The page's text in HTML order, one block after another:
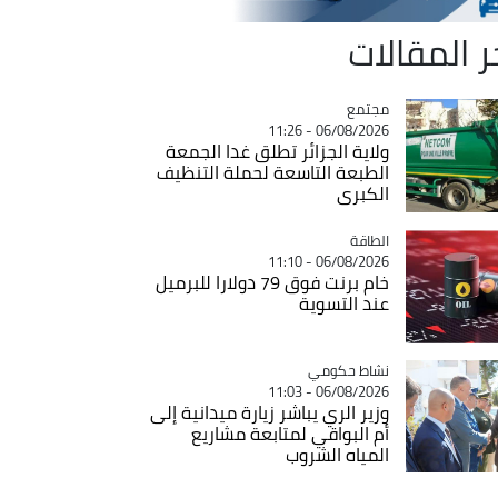
المقالات
Catégorie
مجتمع
06/08/2026 - 11:26
ولاية الجزائر تطلق غدا الجمعة
الطبعة التاسعة لحملة التنظيف
الكبرى
Catégorie
الطاقة
06/08/2026 - 11:10
خام برنت فوق 79 دولارا للبرميل
عند التسوية
Catégorie
نشاط حكومي
06/08/2026 - 11:03
وزير الري يباشر زيارة ميدانية إلى
أم البواقي لمتابعة مشاريع
المياه الشروب